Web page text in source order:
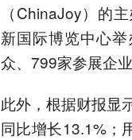
（ChinaJoy）的
新国际博览中心
众、799家参展企
此外，根据财报显
同比增长13.1%；